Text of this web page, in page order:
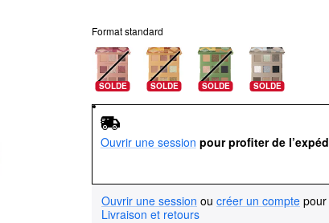
Format standard
SOLDE SOLDE SOLDE SOLDE
Ouvrir une session pour profiter de
Ouvrir une session ou créer un compte
Livraison et retours